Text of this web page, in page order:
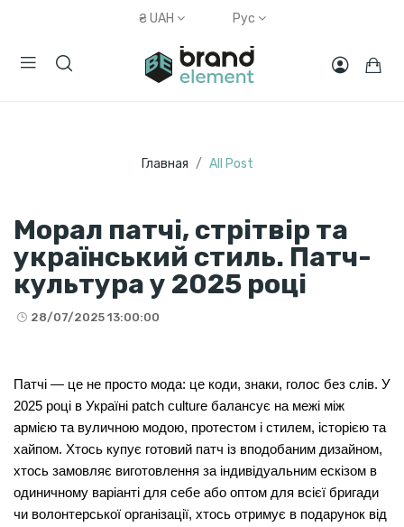
₴ UAH Рус
Главная All Post
Морал патчі, стрітвір та
український стиль. Патч-
культура у 2025 році
28/07/2025 13:00:00
Патчі — це не просто мода: це коди, знаки, голос без слів. У
2025 році в Україні patch culture балансує на межі між
армією та вуличною модою, протестом і стилем, історією та
хайпом. Хтось купує готовий патч із вподобаним дизайном,
хтось замовляє виготовлення за індивідуальним ескізом в
одиничному варіанті для себе або оптом для всієї бригади
чи волонтерської організації, хтось отримує в подарунок від